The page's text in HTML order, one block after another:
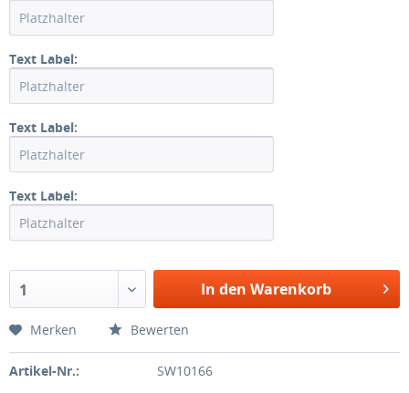
Text Label:
Text Label:
Text Label:
1 In den Warenkorb
Merken Bewerten
Artikel-Nr.: SW10166